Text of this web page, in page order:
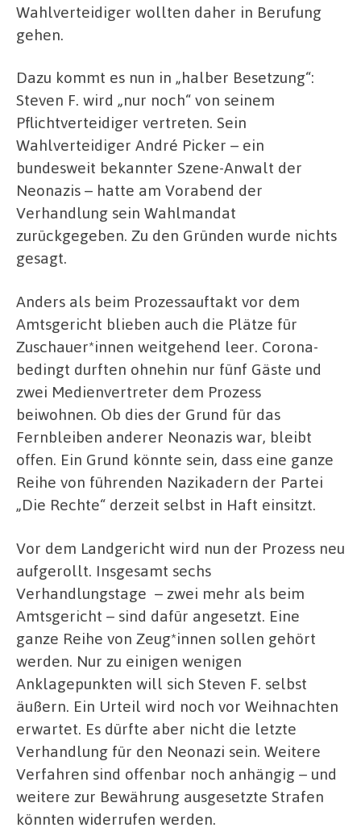
Wahlverteidiger wollten daher in Berufung
gehen.
Dazu kommt es nun in „halber Besetzung“:
Steven F. wird „nur noch“ von seinem
Pflichtverteidiger vertreten. Sein
Wahlverteidiger André Picker – ein
bundesweit bekannter Szene-Anwalt der
Neonazis – hatte am Vorabend der
Verhandlung sein Wahlmandat
zurückgegeben. Zu den Gründen wurde nichts
gesagt.
Anders als beim Prozessauftakt vor dem
Amtsgericht blieben auch die Plätze für
Zuschauer*innen weitgehend leer. Corona-
bedingt durften ohnehin nur fünf Gäste und
zwei Medienvertreter dem Prozess
beiwohnen. Ob dies der Grund für das
Fernbleiben anderer Neonazis war, bleibt
offen. Ein Grund könnte sein, dass eine ganze
Reihe von führenden Nazikadern der Partei
„Die Rechte“ derzeit selbst in Haft einsitzt.
Vor dem Landgericht wird nun der Prozess neu
aufgerollt. Insgesamt sechs
Verhandlungstage – zwei mehr als beim
Amtsgericht – sind dafür angesetzt. Eine
ganze Reihe von Zeug*innen sollen gehört
werden. Nur zu einigen wenigen
Anklagepunkten will sich Steven F. selbst
äußern. Ein Urteil wird noch vor Weihnachten
erwartet. Es dürfte aber nicht die letzte
Verhandlung für den Neonazi sein. Weitere
Verfahren sind offenbar noch anhängig – und
weitere zur Bewährung ausgesetzte Strafen
könnten widerrufen werden.